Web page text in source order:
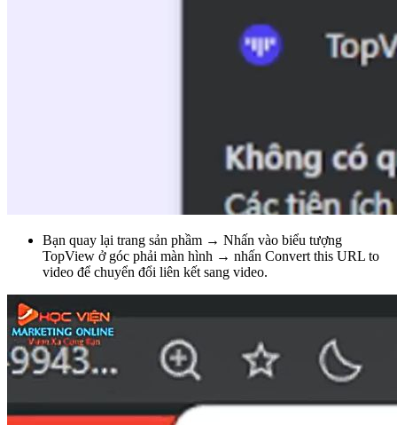
Bạn quay lại trang sản phầm → Nhấn vào biểu tượng
TopView ở góc phải màn hình → nhấn Convert this URL to
video để chuyển đổi liên kết sang video.